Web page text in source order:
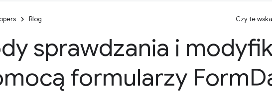
Blog Czy te
sprawdzania i
formularzy Form